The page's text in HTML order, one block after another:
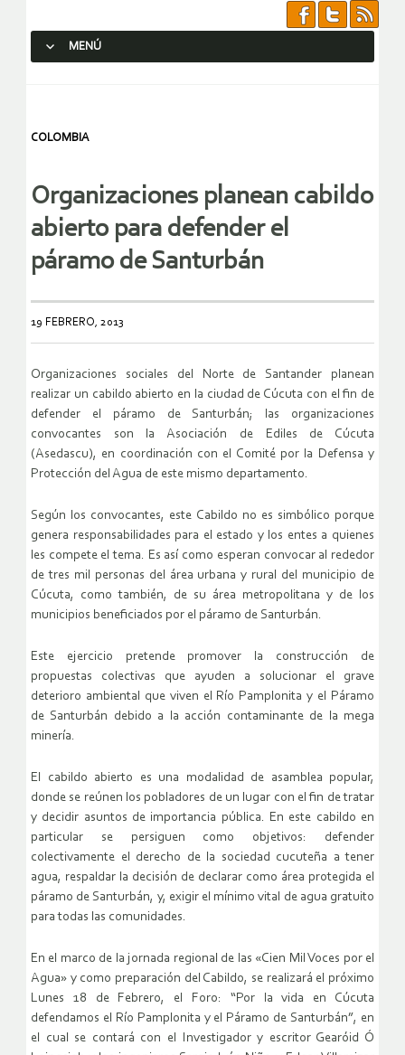
MENÚ
COLOMBIA
Organizaciones planean cabildo
abierto para defender el
páramo de Santurbán
19 FEBRERO, 2013
Organizaciones sociales del Norte de Santander planean
realizar un cabildo abierto en la ciudad de Cúcuta con el fin de
defender el páramo de Santurbán; las organizaciones
convocantes son la Asociación de Ediles de Cúcuta
(Asedascu), en coordinación con el Comité por la Defensa y
Protección del Agua de este mismo departamento.
Según los convocantes, este Cabildo no es simbólico porque
genera responsabilidades para el estado y los entes a quienes
les compete el tema. Es así como esperan convocar al rededor
de tres mil personas del área urbana y rural del municipio de
Cúcuta, como también, de su área metropolitana y de los
municipios beneficiados por el páramo de Santurbán.
Este ejercicio pretende promover la construcción de
propuestas colectivas que ayuden a solucionar el grave
deterioro ambiental que viven el Río Pamplonita y el Páramo
de Santurbán debido a la acción contaminante de la mega
minería.
El cabildo abierto es una modalidad de asamblea popular,
donde se reúnen los pobladores de un lugar con el fin de tratar
y decidir asuntos de importancia pública. En este cabildo en
particular se persiguen como objetivos: defender
colectivamente el derecho de la sociedad cucuteña a tener
agua, respaldar la decisión de declarar como área protegida el
páramo de Santurbán, y, exigir el mínimo vital de agua gratuito
para todas las comunidades.
En el marco de la jornada regional de las «Cien Mil Voces por el
Agua» y como preparación del Cabildo, se realizará el próximo
Lunes 18 de Febrero, el Foro: “Por la vida en Cúcuta
defendamos el Río Pamplonita y el Páramo de Santurbán”, en
el cual se contará con el Investigador y escritor Gearóid Ó